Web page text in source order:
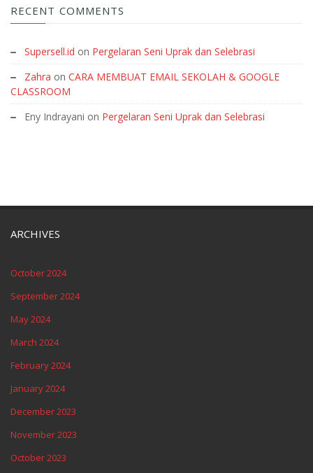
RECENT COMMENTS
Supersell.id on Pergelaran Seni Uprak dan Selebrasi
Zahra on CARA MEMBUAT EMAIL SEKOLAH & GOOGLE
CLASSROOM
Eny Indrayani on Pergelaran Seni Uprak dan Selebrasi
ARCHIVES
October 2024
September 2024
May 2024
March 2024
February 2024
January 2024
December 2023
November 2023
October 2023